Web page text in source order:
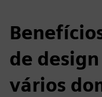
de design
vários